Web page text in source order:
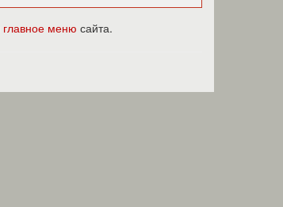
главное меню сайта.